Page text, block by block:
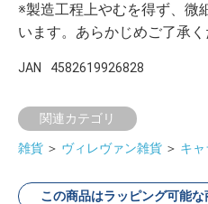
※製造工程上やむを得ず、微
います。あらかじめご了承く
JAN 4582619926828
関連カテゴリ
雑貨 ＞ ヴィレヴァン雑貨 ＞ キ
この商品はラッピング可能な